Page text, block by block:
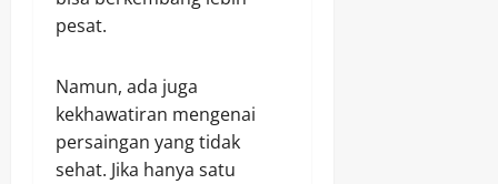
pesat.
Namun, ada juga
kekhawatiran mengenai
persaingan yang tidak
sehat. Jika hanya satu